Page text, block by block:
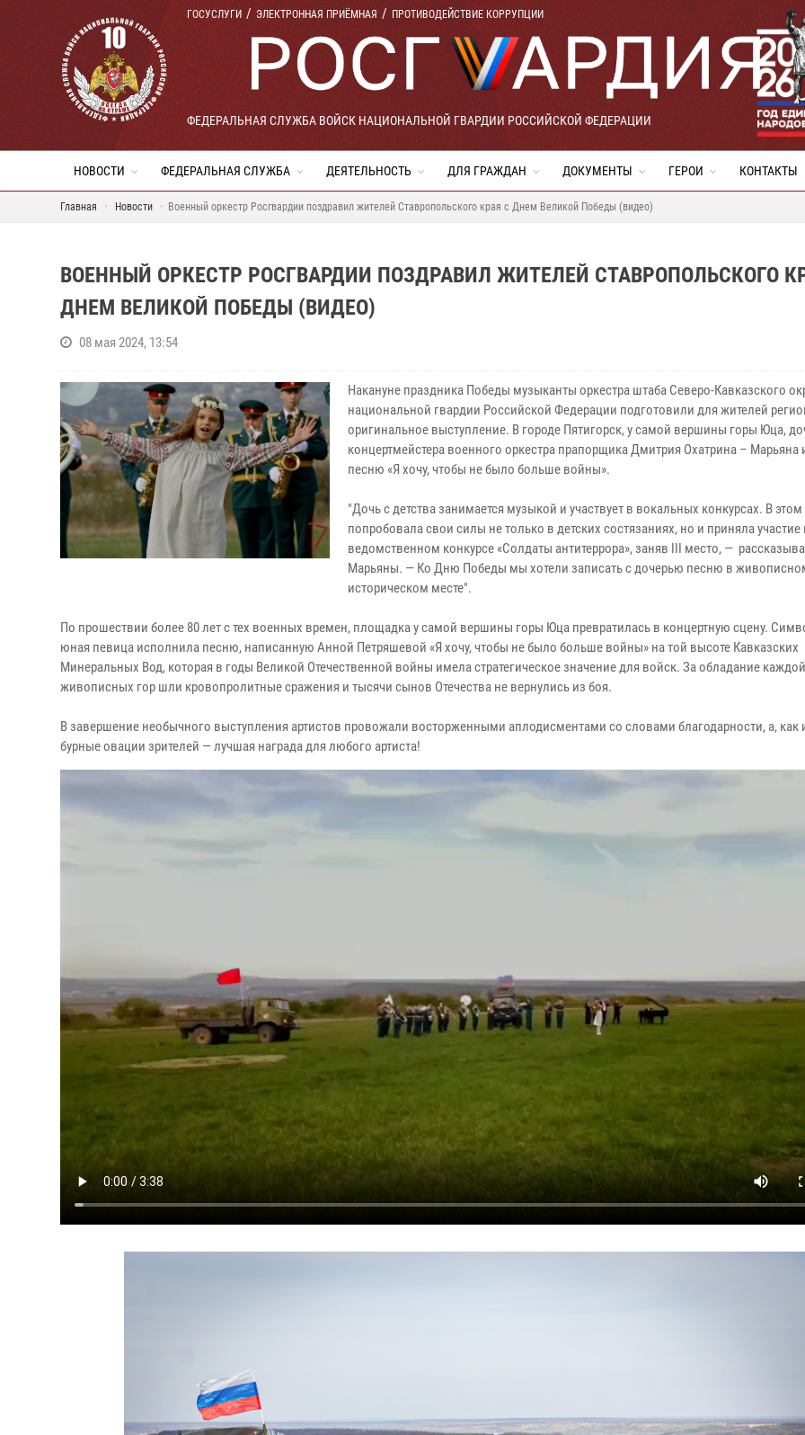
ГОСУСЛУГИ ЭЛЕКТРОННАЯ ПРИЁМНАЯ ПРОТИВОДЕЙСТВИЕ КОРРУПЦИИ
ФЕДЕРАЛЬНАЯ СЛУЖБА ВОЙСК НАЦИОНАЛЬНОЙ ГВАРДИИ РОССИЙСКОЙ ФЕДЕРАЦИИ
НОВОСТИ ФЕДЕРАЛЬНАЯ СЛУЖБА ДЕЯТЕЛЬНОСТЬ ДЛЯ ГРАЖДАН ДОКУМЕНТЫ ГЕРОИ КОНТАКТЫ
Главная Новости Военный оркестр Росгвардии поздравил жителей Ставропольского края с Днем Великой Победы (видео)
ВОЕННЫЙ ОРКЕСТР РОСГВАРДИИ ПОЗДРАВИЛ ЖИТЕЛЕЙ СТАВРОПОЛЬСКОГО
ДНЕМ ВЕЛИКОЙ ПОБЕДЫ (ВИДЕО)
08 мая 2024, 13:54
Накануне праздника Победы музыканты оркестра штаба Северо-Кавказского
национальной гвардии Российской Федерации подготовили для жителей
оригинальное выступление. В городе Пятигорск, у самой вершины горы Юца,
концертмейстера военного оркестра прапорщика Дмитрия Охатрина – Марьяна
песню «Я хочу, чтобы не было больше войны».
"Дочь с детства занимается музыкой и участвует в вокальных конкурсах. В этом
попробовала свои силы не только в детских состязаниях, но и приняла участие
ведомственном конкурсе «Солдаты антитеррора», заняв III место, —
Марьяны. — Ко Дню Победы мы хотели записать с дочерью песню в
историческом месте".
По прошествии более 80 лет с тех военных времен, площадка у самой вершины горы Юца превратилась в концертную сцену.
юная певица исполнила песню, написанную Анной Петряшевой «Я хочу, чтобы не было больше войны» на той высоте Кавказских
Минеральных Вод, которая в годы Великой Отечественной войны имела стратегическое значение для войск. За обладание
живописных гор шли кровопролитные сражения и тысячи сынов Отечества не вернулись из боя.
В завершение необычного выступления артистов провожали восторженными аплодисментами со словами благодарности, а, как
бурные овации зрителей — лучшая награда для любого артиста!